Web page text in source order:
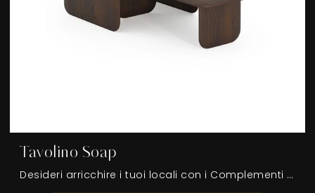
Tavolino Soap
Desideri arricchire i tuoi locali con i Complementi Devina Nais? Ecco qui diversi modelli di tavolini in legno come Tavolino Soap.